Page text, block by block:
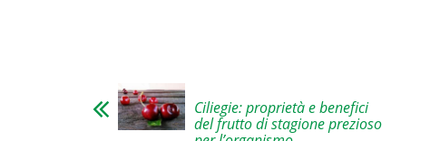
Ciliegie: proprietà e benefici
del frutto di stagione prezioso